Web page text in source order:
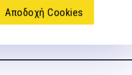
Αποδοχή Cookies